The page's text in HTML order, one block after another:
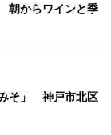
朝からワインと季
そ」 神戸市北区